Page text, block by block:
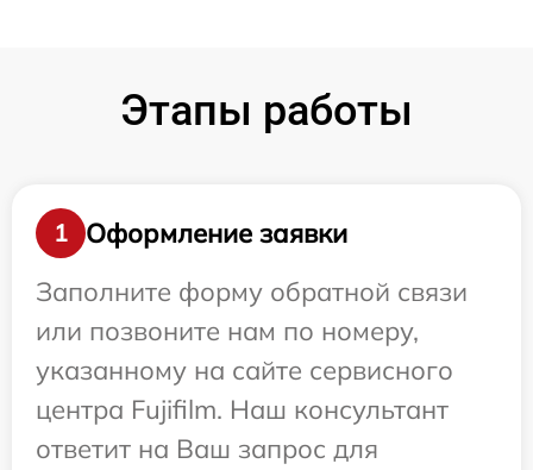
Этапы работы
1
Оформление заявки
Заполните форму обратной связи
или позвоните нам по номеру,
указанному на сайте сервисного
центра Fujifilm. Наш консультант
ответит на Ваш запрос для